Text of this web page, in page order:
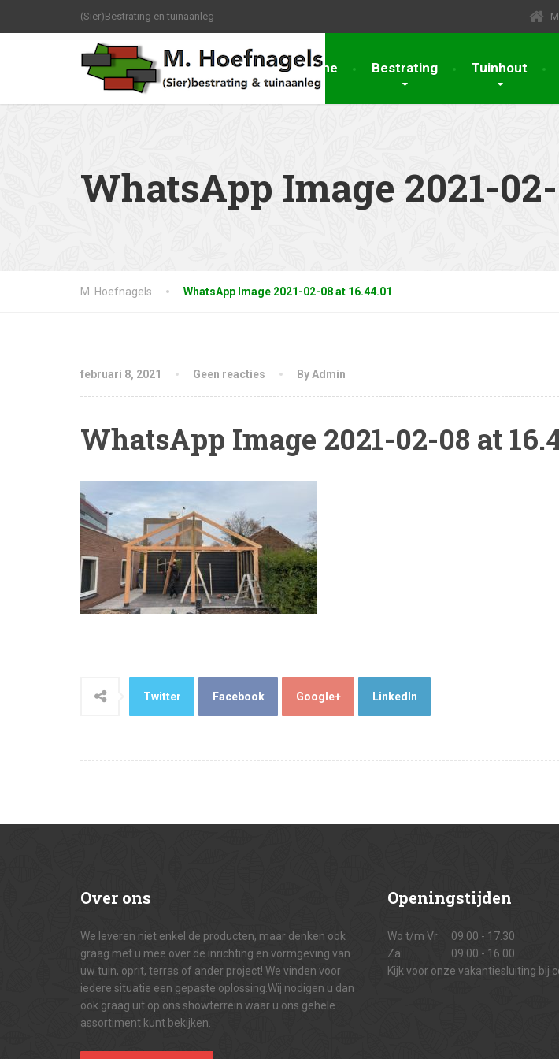
(Sier)Bestrating en tuinaanleg
Home Bestrating Tuinhout
WhatsApp Image 2021-02-
M. Hoefnagels WhatsApp Image 2021-02-08 at 16.44.01
februari 8, 2021 Geen reacties By Admin
WhatsApp Image 2021-02-08 at
Twitter Facebook Google+ LinkedIn
Over ons
We leveren niet enkel de producten, maar denken ook
graag met u mee over de inrichting en vormgeving van
uw tuin, oprit, terras of ander project! We vinden voor
iedere situatie een gepaste oplossing.Wij nodigen u dan
ook graag uit op ons showterrein waar u ons gehele
assortiment kunt bekijken.
Openingstijden
Wo t/m Vr:
09.00 - 17.30
Za:
09.00 - 16.00
Kijk voor onze vakantiesluiting bij